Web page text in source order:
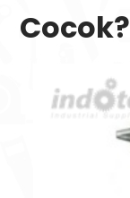
Cocok?